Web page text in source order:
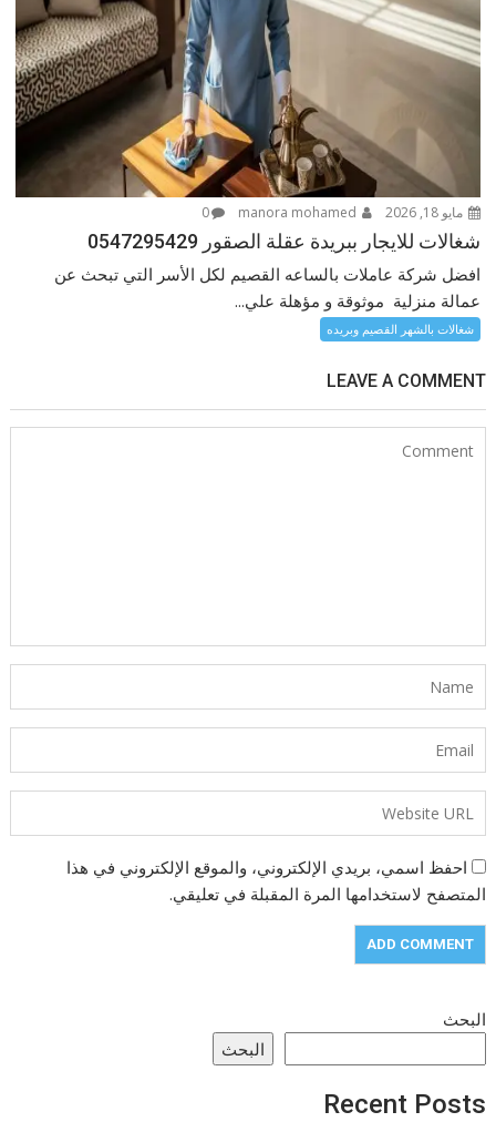
مايو 18, 2026 0
شغالات للايجار ببريدة عقلة الصقور 0547295429
افضل شركة عاملات بالساعه القصيم لكل الأسر التي تبحث عن
عمالة منزلية موثوقة و مؤهلة علي...
شغالات بالشهر القصيم وبريده
LEAVE A COMMENT
احفظ اسمي، بريدي الإلكتروني، والموقع الإلكتروني في هذا
المتصفح لاستخدامها المرة المقبلة في تعليقي.
البحث
البحث
Recent Posts